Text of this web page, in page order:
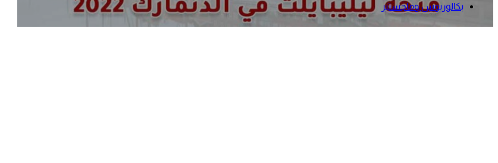
بكالوريوس وماجستير